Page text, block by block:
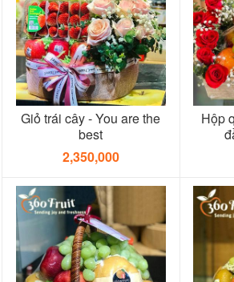
Giỏ trái cây - You are the
best
2,350,000
Hộp